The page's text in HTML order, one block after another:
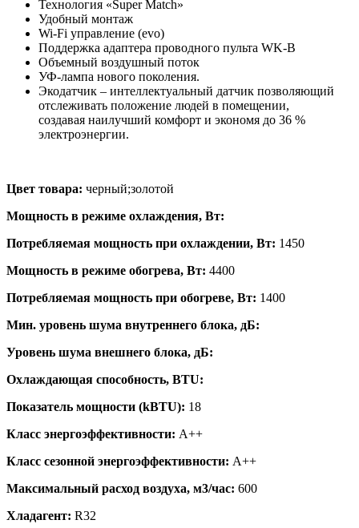
Технология «Super Match»
Удобный монтаж
Wi-Fi управление (evo)
Поддержка адаптера проводного пульта WK-B
Объемный воздушный поток
УФ-лампа нового поколения.
Экодатчик – интеллектуальный датчик позволяющий
отслеживать положение людей в помещении,
создавая наилучший комфорт и экономя до 36 %
электроэнергии.
Цвет товара: черный;золотой
Мощность в режиме охлаждения, Вт:
Потребляемая мощность при охлаждении, Вт: 1450
Мощность в режиме обогрева, Вт: 4400
Потребляемая мощность при обогреве, Вт: 1400
Мин. уровень шума внутреннего блока, дБ:
Уровень шума внешнего блока, дБ:
Охлаждающая способность, BTU:
Показатель мощности (kBTU): 18
Класс энергоэффективности: A++
Класс сезонной энергоэффективности: A++
Максимальный расход воздуха, м3/час: 600
Хладагент: R32